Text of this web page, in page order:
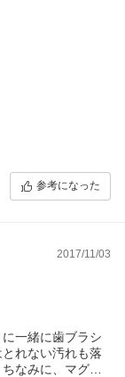
参考になった
2017/11/03
一緒に歯ブラシ
れない汚れも落
なみに、マグカ